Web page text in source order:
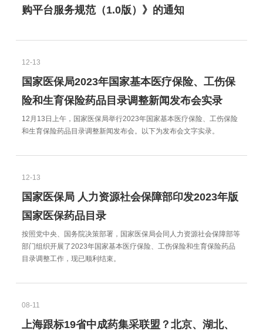
购平台服务规范（1.0版）》的通知
12-13
国家医保局2023年国家基本医疗保险、工伤保
险和生育保险药品目录调整新闻发布会实录
12月13日上午，国家医保局举行2023年国家基本医疗保险、工伤保险
和生育保险药品目录调整新闻发布会。以下为发布会文字实录。
12-13
国家医保局 人力资源社会保障部印发2023年版
国家医保药品目录
按照党中央、国务院决策部署，国家医保局会同人力资源社会保障部等
部门组织开展了2023年国家基本医疗保险、工伤保险和生育保险药品
目录调整工作，现已顺利结束。
08-11
上海跟标19省中成药集采联盟？北京、湖北、